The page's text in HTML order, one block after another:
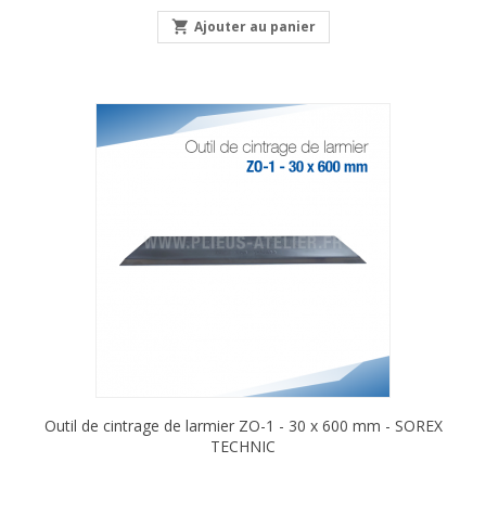
 Ajouter au panier
Outil de cintrage de larmier ZO-1 - 30 x 600 mm - SOREX
TECHNIC